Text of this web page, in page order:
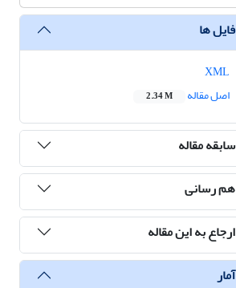
فایل ها
اصل مقاله
2.34 M
سابقه مقاله
هم رسانی
ارجاع به این مقاله
آمار